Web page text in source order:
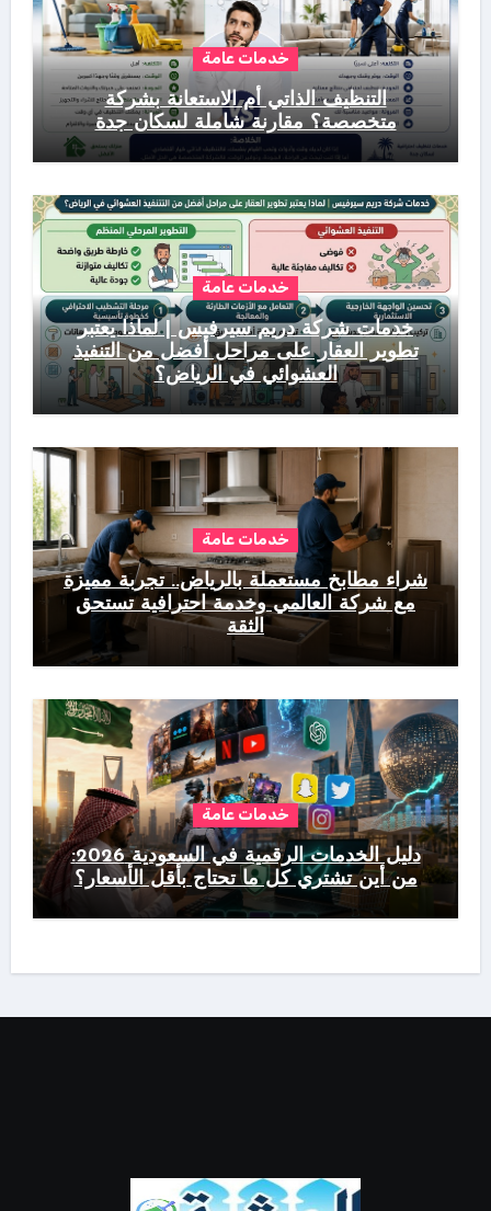
خدمات عامة
التنظيف الذاتي أم الاستعانة بشركة
متخصصة؟ مقارنة شاملة لسكان جدة
خدمات عامة
خدمات شركة دريم سيرفيس | لماذا يعتبر
تطوير العقار على مراحل أفضل من التنفيذ
العشوائي في الرياض؟
خدمات عامة
شراء مطابخ مستعملة بالرياض.. تجربة مميزة
مع شركة العالمي وخدمة احترافية تستحق
الثقة
خدمات عامة
دليل الخدمات الرقمية في السعودية 2026:
من أين تشتري كل ما تحتاج بأقل الأسعار؟